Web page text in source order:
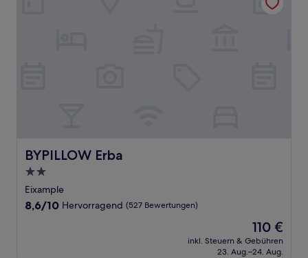
BYPILLOW Erba
BYPILLOW Erba
2.0-
Sterne-
Unterkunft
Eixample
8.6
8,6/10 Hervorragend (527 Bewertungen)
Der
Preis
beträgt
110 €
inkl. Steuern & Gebühren
23. Aug.–24. Aug.